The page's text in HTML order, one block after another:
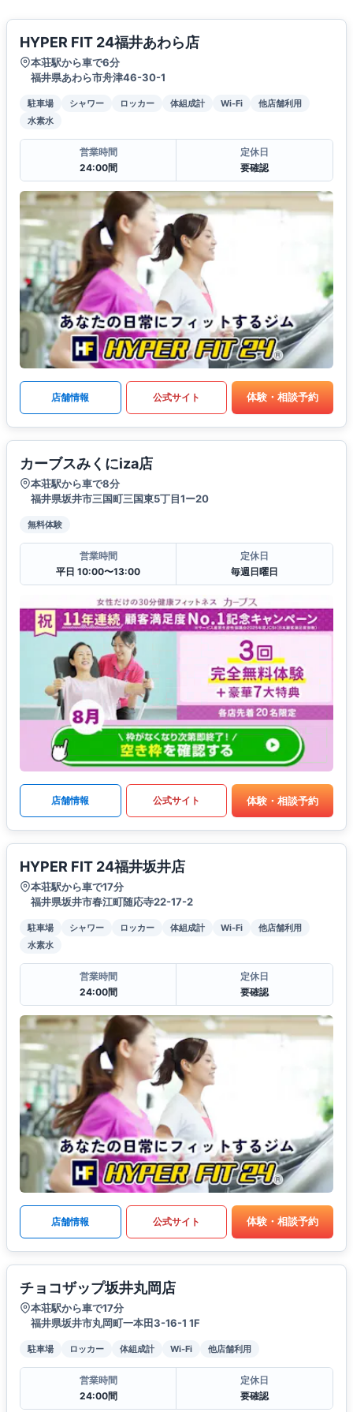
HYPER FIT 24福井あわら店
本荘駅から車で6分
福井県あわら市舟津46-30-1
駐車場 シャワー ロッカー 体組成計 Wi-Fi
他店舗利用
水素水
営業時間
24:00間
定休日
要確認
店舗情報 公式サイト 体験・相談予約
カーブスみくにiza店
本荘駅から車で8分
福井県坂井市三国町三国東5丁目1ー20
無料体験
営業時間
平日 10:00〜13:00
定休日
毎週日曜日
店舗情報 公式サイト 体験・相談予約
HYPER FIT 24福井坂井店
本荘駅から車で17分
福井県坂井市春江町随応寺22-17-2
駐車場 シャワー ロッカー 体組成計 Wi-Fi
他店舗利用
水素水
営業時間
24:00間
定休日
要確認
店舗情報 公式サイト 体験・相談予約
チョコザップ坂井丸岡店
本荘駅から車で17分
福井県坂井市丸岡町一本田3-16-1 1F
駐車場 ロッカー 体組成計 Wi-Fi 他店舗利用
営業時間
24:00間
定休日
要確認